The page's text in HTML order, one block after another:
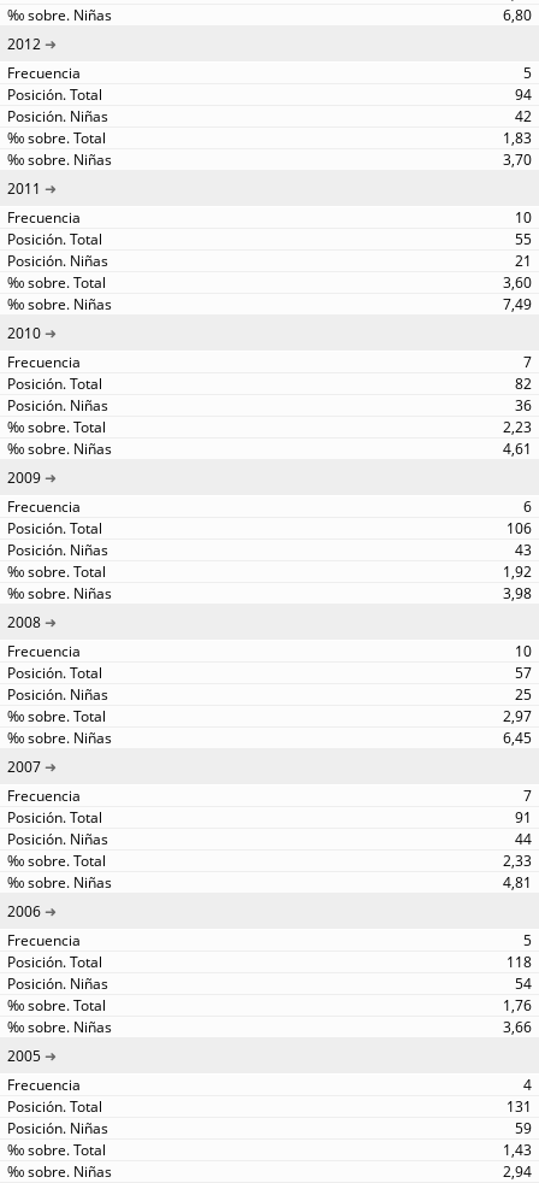
6,80
2012
5
94
42
1,83
3,70
2011
10
55
21
3,60
7,49
2010
7
82
36
2,23
4,61
2009
6
106
43
1,92
3,98
2008
10
57
25
2,97
6,45
2007
7
91
44
2,33
4,81
2006
5
118
54
1,76
3,66
2005
4
131
59
1,43
2,94